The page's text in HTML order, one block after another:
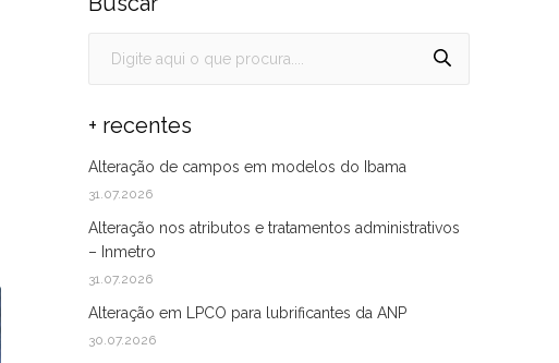
+ recentes
Alteração de campos em modelos do Ibama
31.07.2026
Alteração nos atributos e tratamentos administrativos
– Inmetro
31.07.2026
Alteração em LPCO para lubrificantes da ANP
30.07.2026